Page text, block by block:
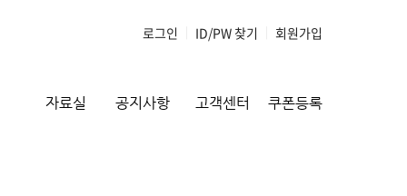
로그인 ID/PW 찾기 회원가입